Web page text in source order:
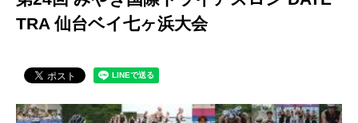
TRA 仙台ベイ七ヶ浜大会